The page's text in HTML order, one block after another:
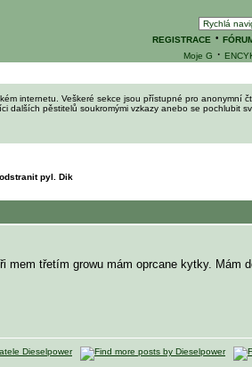
REGISTRACE ·
Moje G ·
internetu. Veškeré sekce jsou přístupné pro
dalších pěstitelů soukromými vzkazy anebo se pochlubit
pyl. Dik
mem třetím growu mám oprcane kytky.